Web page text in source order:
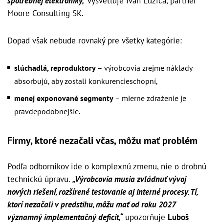
Moore Consulting SK.
Dopad však nebude rovnaký pre všetky kategórie:
slúchadlá, reproduktory – výrobcovia zrejme náklady
absorbujú, aby zostali konkurencieschopní,
menej exponované segmenty – mierne zdraženie je
pravdepodobnejšie.
Firmy, ktoré nezačali včas, môžu mať problém
Podľa odborníkov ide o komplexnú zmenu, nie o drobnú
technickú úpravu. „Výrobcovia musia zvládnuť vývoj
nových riešení, rozšírené testovanie aj interné procesy. Tí,
ktorí nezačali v predstihu, môžu mať od roku 2027
významný implementačný deficit,“upozorňuje Luboš